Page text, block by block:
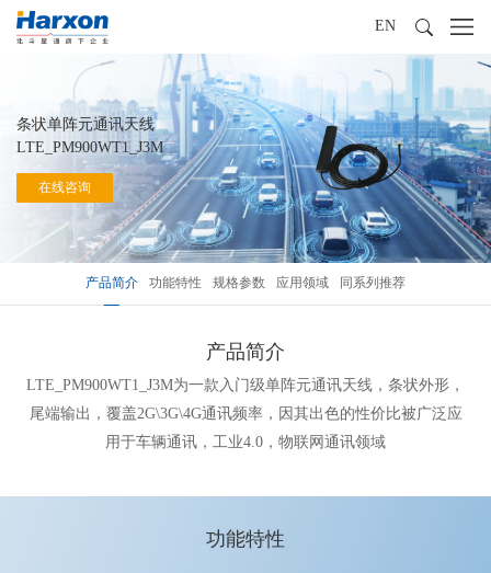
EN
条状单阵元通讯天线
LTE_PM900WT1_J3M
在线咨询
产品简介 功能特性 规格参数 应用领域 同系列推荐
产品简介
LTE_PM900WT1_J3M为一款入门级单阵元通讯天线，条状外形，
尾端输出，覆盖2G\3G\4G通讯频率，因其出色的性价比被广泛应
用于车辆通讯，工业4.0，物联网通讯领域
功能特性